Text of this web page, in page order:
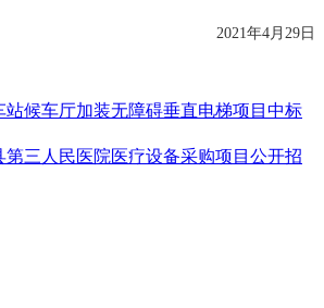
2021年4月 29 日
站候车厅加装无障碍垂直电梯项目中标
第三人民医院医疗设备采购项目公开招